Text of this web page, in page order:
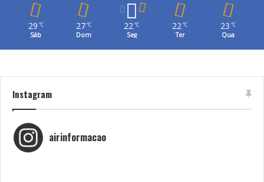
29 ℃
Sáb
27 ℃
Dom
22℃
Seg
22℃
Ter
23 ℃
Qua
Instagram
airinformacao